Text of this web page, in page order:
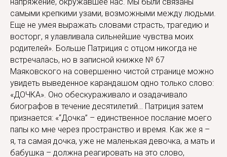
самыми крепкими узами, возможными между людьми.
Еще не умея выражать словами страсть, трагедию и
восторг, я улавливала сильнейшие чувства моих
родителей». Больше Патриция с отцом никогда не
встречалась, но в записной книжке № 67
Маяковского на совершенно чистой странице можно
увидеть выведенное карандашом одно только слово:
«ДОЧКА». Оно обескураживало и озадачивало
биографов в течение десятилетий… Патриция затем
признается: «“Дочка” – единственное послание моего
папы ко мне через пространство и время. Как же я –
я, та самая дочка, уже не маленькая девочка, а мать и
бабушка – должна реагировать на это слово,